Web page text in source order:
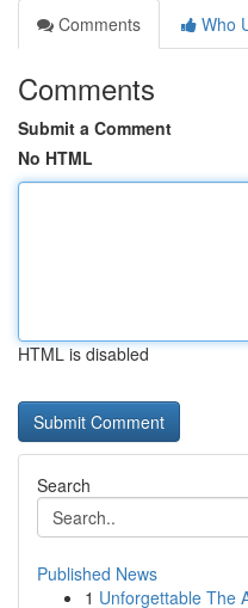
Comments
Who
Comments
Submit a Comment
No HTML
HTML is disabled
Search
Published News
1 Unforgettable The